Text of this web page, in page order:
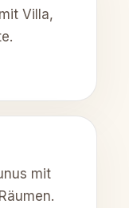
Villa,
mit